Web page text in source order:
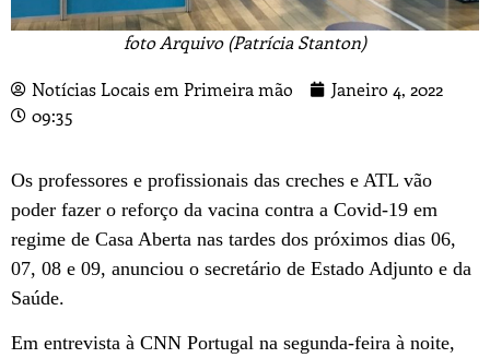
foto Arquivo (Patrícia Stanton)
Notícias Locais em Primeira mão
Janeiro 4, 2022
09:35
Os professores e profissionais das creches e ATL vão
poder fazer o reforço da vacina contra a Covid-19 em
regime de Casa Aberta nas tardes dos próximos dias 06,
07, 08 e 09, anunciou o secretário de Estado Adjunto e da
Saúde.
Em entrevista à CNN Portugal na segunda-feira à noite,